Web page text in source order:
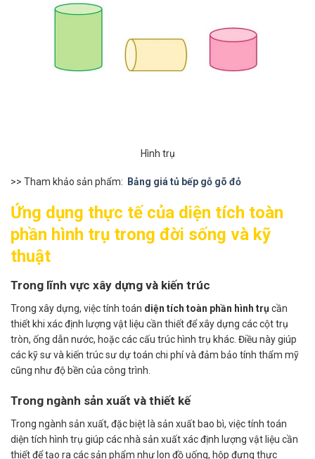
Hình trụ
>> Tham khảo sản phẩm: Bảng giá tủ bếp gỗ gõ đỏ
Ứng dụng thực tế của diện tích toàn
phần hình trụ trong đời sống và kỹ
thuật
Trong lĩnh vực xây dựng và kiến trúc
Trong xây dựng, việc tính toán diện tích toàn phần hình trụ cần
thiết khi xác định lượng vật liệu cần thiết để xây dựng các cột trụ
tròn, ống dẫn nước, hoặc các cấu trúc hình trụ khác. Điều này giúp
các kỹ sư và kiến trúc sư dự toán chi phí và đảm bảo tính thẩm mỹ
cũng như độ bền của công trình.
Trong ngành sản xuất và thiết kế
Trong ngành sản xuất, đặc biệt là sản xuất bao bì, việc tính toán
diện tích hình trụ giúp các nhà sản xuất xác định lượng vật liệu cần
thiết để tạo ra các sản phẩm như lon đồ uống, hộp đựng thực